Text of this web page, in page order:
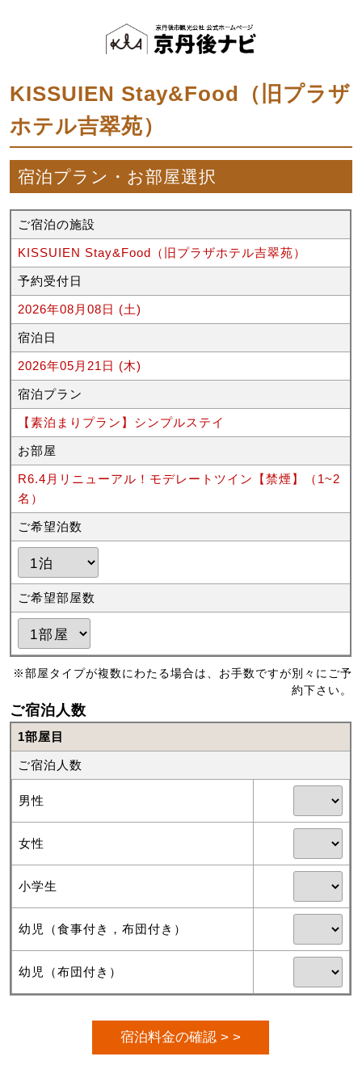
KISSUIEN Stay&Food（旧プラザ
ホテル吉翠苑）
宿泊プラン・お部屋選択
ご宿泊の施設
KISSUIEN Stay&Food（旧プラザホテル吉翠苑）
予約受付日
2026年08月08日 (土)
宿泊日
2026年05月21日 (木)
宿泊プラン
【素泊まりプラン】シンプルステイ
お部屋
R6.4月リニューアル！モデレートツイン【禁煙】（1~2
名）
ご希望泊数
ご希望部屋数
※部屋タイプが複数にわたる場合は、お手数ですが別々にご予
約下さい。
ご宿泊人数
1部屋目
ご宿泊人数
男性
女性
小学生
幼児（食事付き，布団付き）
幼児（布団付き）
宿泊料金の確認 > >